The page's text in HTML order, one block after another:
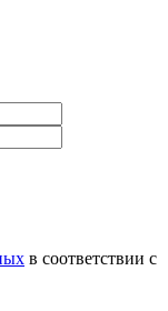
в соответствии с